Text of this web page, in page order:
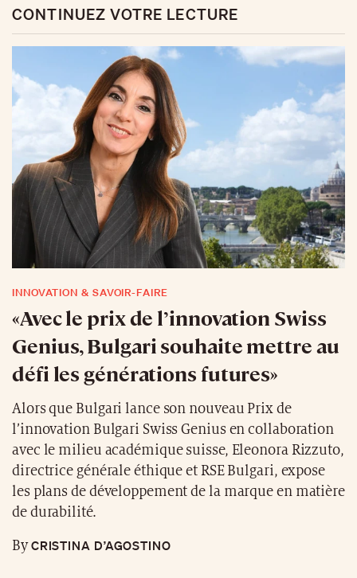
CONTINUEZ VOTRE LECTURE
INNOVATION & SAVOIR-FAIRE
«Avec le prix de l’innovation Swiss
Genius, Bulgari souhaite mettre au
défi les générations futures»
Alors que Bulgari lance son nouveau Prix de
l’innovation Bulgari Swiss Genius en collaboration
avec le milieu académique suisse, Eleonora Rizzuto,
directrice générale éthique et RSE Bulgari, expose
les plans de développement de la marque en matière
de durabilité.
ByCRISTINA D’AGOSTINO